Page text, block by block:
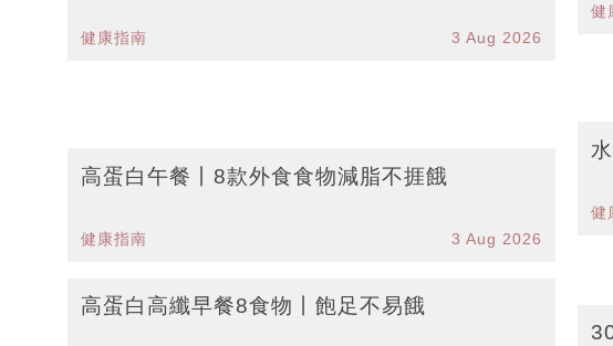
健康指南 3 Aug 2026
健
高蛋白午餐丨8款外食食物減脂不捱餓
健康指南 3 Aug 2026
健
高蛋白高纖早餐8食物丨飽足不易餓